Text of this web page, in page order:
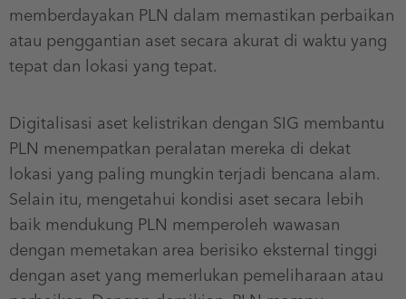
memberdayakan PLN dalam memastikan perbaikan
atau penggantian aset secara akurat di waktu yang
tepat dan lokasi yang tepat.
Digitalisasi aset kelistrikan dengan SIG membantu
PLN menempatkan peralatan mereka di dekat
lokasi yang paling mungkin terjadi bencana alam.
Selain itu, mengetahui kondisi aset secara lebih
baik mendukung PLN memperoleh wawasan
dengan memetakan area berisiko eksternal tinggi
dengan aset yang memerlukan pemeliharaan atau